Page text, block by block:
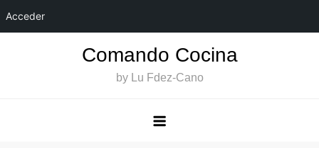
Acceder
Comando Cocina
by Lu Fdez-Cano